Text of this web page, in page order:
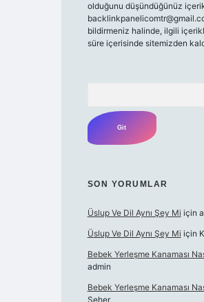
olduğunu düşündüğünüz
bildirmeniz halinde, ilgili
süre içerisinde sitemizden
SON YORUMLAR
Üslup Ve Dil Aynı Şey Mi için
Üslup Ve Dil Aynı Şey Mi için
Bebek Yerleşme Kanaması
admin
Bebek Yerleşme Kanaması
Seher